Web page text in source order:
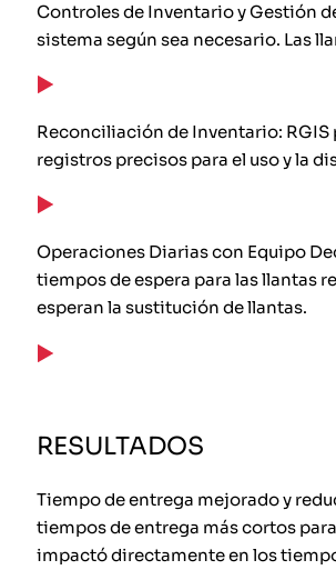
Controles de Inventario y Gestión
sistema según sea necesario. Las
Reconciliación de Inventario:
registros precisos para el uso y la
Operaciones Diarias con Equipo
tiempos de espera para las llantas
esperan la sustitución de llantas.
RESULTADOS
Tiempo de entrega mejorado y
tiempos de entrega más cortos
impactó directamente en los